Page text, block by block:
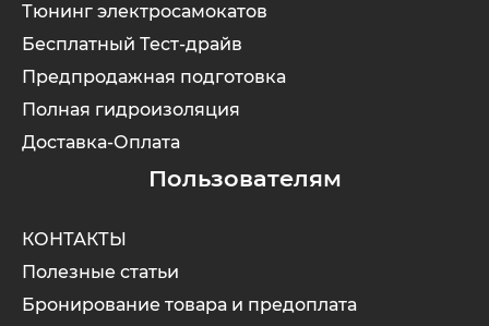
Тюнинг электросамокатов
Бесплатный Тест-драйв
Предпродажная подготовка
Полная гидроизоляция
Доставка-Оплата
Пользователям
КОНТАКТЫ
Полезные статьи
Бронирование товара и предоплата